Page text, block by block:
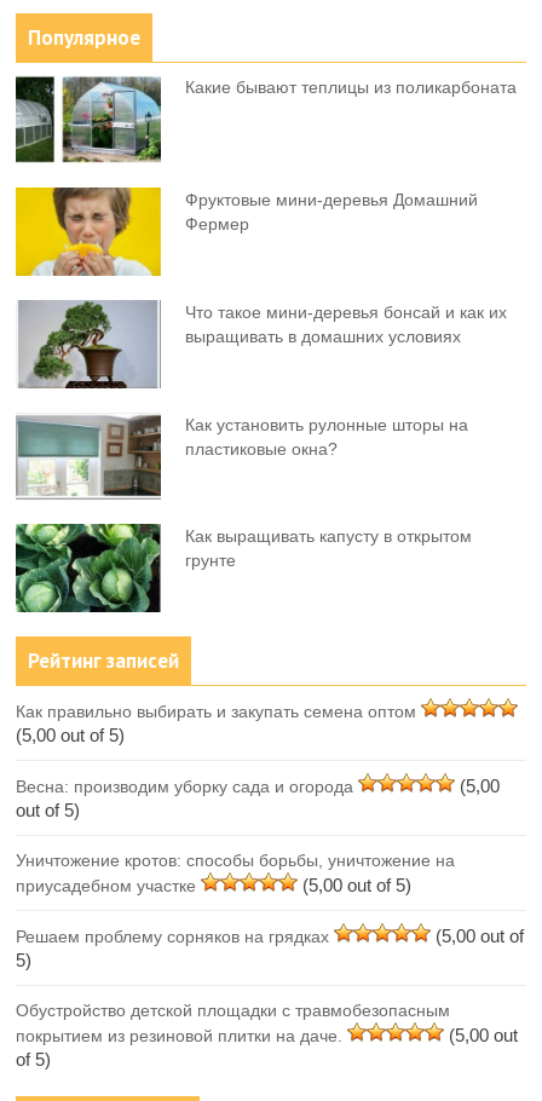
Популярное
Какие бывают теплицы из поликарбоната
Фруктовыe мини-деревья Домашний
Фермер
Что такое мини-деревья бонсай и как их
выращивать в домашних условиях
Как установить рулонные шторы на
пластиковые окна?
Как выращивать капусту в открытом
грунте
Рейтинг записей
Как правильно выбирать и закупать семена оптом
(5,00 out of 5)
Весна: производим уборку сада и огорода
(5,00
out of 5)
Уничтожение кротов: способы борьбы, уничтожение на
приусадебном участке
(5,00 out of 5)
Решаем проблему сорняков на грядках
(5,00 out of
5)
Обустройство детской площадки с травмобезопасным
покрытием из резиновой плитки на даче.
(5,00 out
of 5)